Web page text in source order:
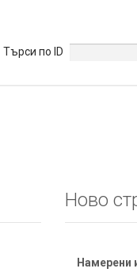
Търси по ID
Ново
Намерени